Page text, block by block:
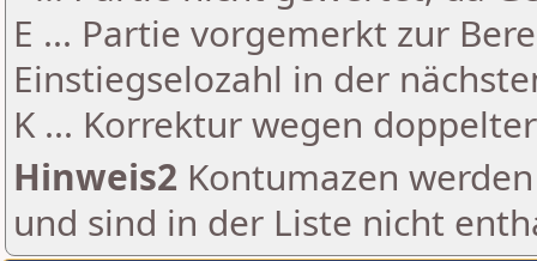
E ... Partie vorgemerkt zur
Einstiegselozahl in der
K ... Korrektur wegen
Hinweis2 Kontumazen
und sind in der Liste nicht